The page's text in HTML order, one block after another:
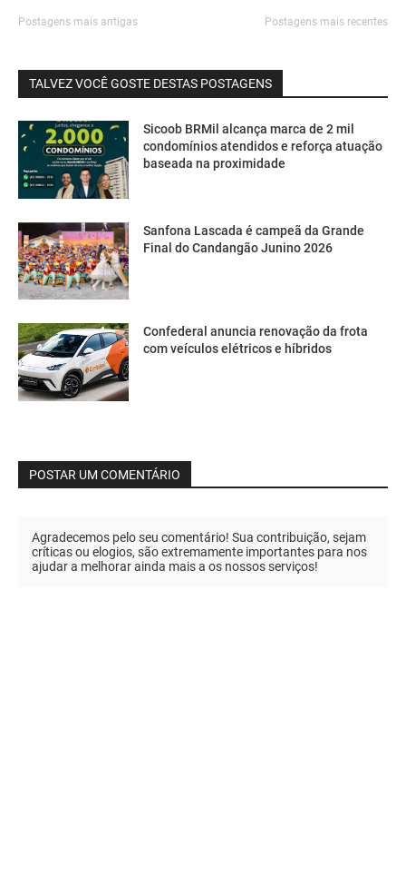
Postagens mais antigas Postagens mais recentes
TALVEZ VOCÊ GOSTE DESTAS POSTAGENS
Sicoob BRMil alcança marca de 2 mil
condomínios atendidos e reforça atuação
baseada na proximidade
Sanfona Lascada é campeã da Grande
Final do Candangão Junino 2026
Confederal anuncia renovação da frota
com veículos elétricos e híbridos
POSTAR UM COMENTÁRIO
Agradecemos pelo seu comentário! Sua contribuição, sejam
críticas ou elogios, são extremamente importantes para nos
ajudar a melhorar ainda mais a os nossos serviços!